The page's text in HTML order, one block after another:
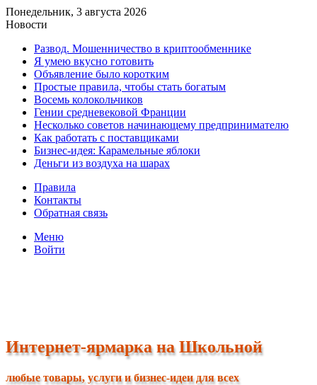
Понедельник, 3 августа 2026
Новости
Развод. Мошенничество в криптообменнике
Я умею вкусно готовить
Объявление было коротким
Простые правила, чтобы стать богатым
Восемь колокольчиков
Гении средневековой Франции
Несколько советов начинающему предпринимателю
Как работать с поставщиками
Бизнес-идея: Карамельные яблоки
Деньги из воздуха на шарах
Правила
Контакты
Обратная связь
Меню
Войти
Интернет-ярмарка на Школьной
любые товары, услуги и бизнес-идеи для всех